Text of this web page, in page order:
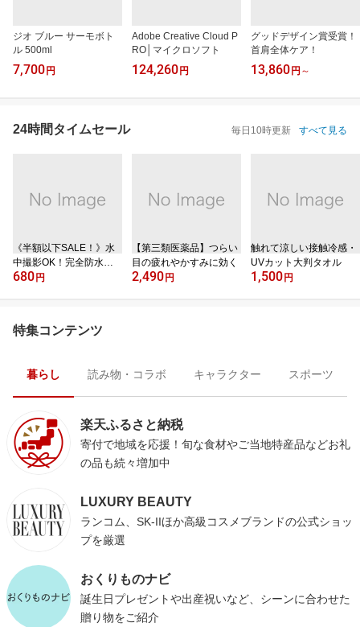
ジオ ブルー サーモボト
ル 500ml
7,700 円
Adobe Creative Cloud P
RO│マイクロソフト
124,260 円
グッドデザイン賞受賞！
首肩全体ケア！
13,860 円 ～
24時間タイムセール 毎日10時更新 すべて見る
《半額以下SALE！》水
中撮影OK！完全防水ケ
ース
680 円
【第三類医薬品】つらい
目の疲れやかすみに効く
2,490 円
触れて涼しい接触冷感・
UVカット大判タオル
1,500 円
特集コンテンツ
暮らし 読み物・コラボ キャラクター スポーツ
楽天ふるさと納税
寄付で地域を応援！旬な食材やご当地特産品などお礼
の品も続々増加中
LUXURY BEAUTY
ランコム、SK-IIほか高級コスメブランドの公式ショッ
プを厳選
おくりものナビ
誕生日プレゼントや出産祝いなど、シーンに合わせた
贈り物をご紹介